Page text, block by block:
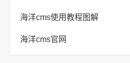
海洋cms使用教程图解
海洋cms官网